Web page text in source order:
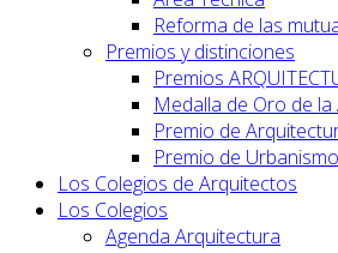
Reforma de las
Premios y distinciones
Premios
Medalla de Oro de
Premio de
Premio de
Los Colegios de Arquitectos
Los Colegios
Agenda Arquitectura